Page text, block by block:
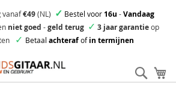
vanaf€49(NL) ✓ Bestel voor16u -Vandaag
niet goed -geld terug ✓ 3 jaar garantieop
✓ Betaal achterafofin termijnen